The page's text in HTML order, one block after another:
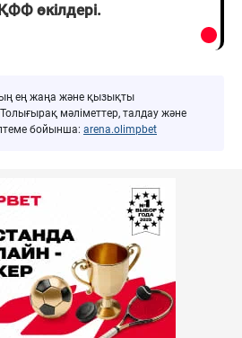
өкілдері.
ең жаңа және қызықты
мәліметтер, талдау және
бойынша: arena.olimpbet